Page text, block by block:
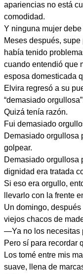
apariencias no está
comodidad.
Y ninguna mujer
Meses después,
había tenido
cuando entendió que
esposa domesticada
Elvira regresó a su
“demasiado
Quizá tenía razón.
Fui demasiado
Demasiado orgullosa
golpear.
Demasiado orgullosa
dignidad era tratada
Si eso era orgullo,
llevarlo con la frente
Un domingo,
viejos chacos de
—Ya no los
Pero sí para recordar
Los tomé entre mis
suave, llena de